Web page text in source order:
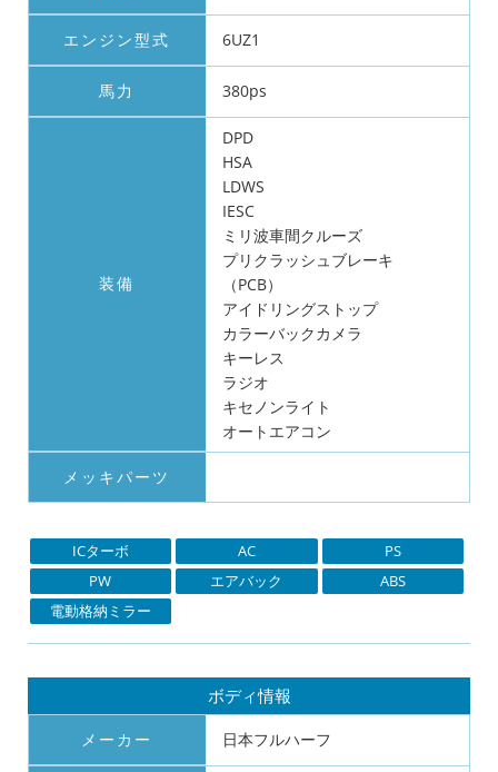
エンジン型式 6UZ1
馬力 380ps
装備
DPD
HSA
LDWS
IESC
ミリ波車間クルーズ
プリクラッシュブレーキ
（PCB）
アイドリングストップ
カラーバックカメラ
キーレス
ラジオ
キセノンライト
オートエアコン
メッキパーツ
ICターボ AC
PS
PW
エアバック
ABS
電動格納ミラー
ボディ情報
メーカー 日本フルハーフ